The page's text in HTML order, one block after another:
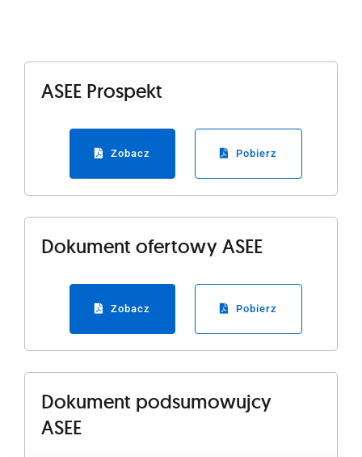
ASEE Prospekt
Zobacz Pobierz
Dokument ofertowy ASEE
Zobacz Pobierz
Dokument podsumowujcy
ASEE